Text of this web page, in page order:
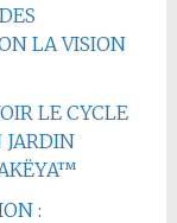
LA VISION
LE CYCLE
JARDIN
: